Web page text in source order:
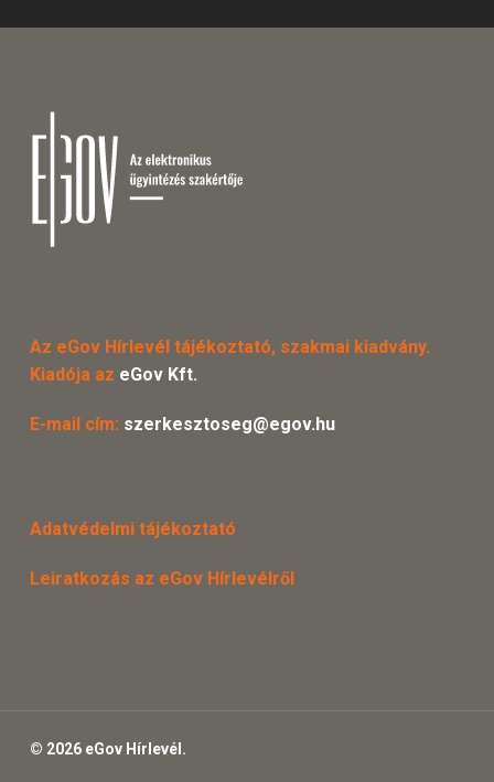
Az eGov Hírlevél tájékoztató, szakmai kiadvány.
Kiadója az eGov Kft.
E-mail cím: szerkesztoseg@egov.hu
Adatvédelmi tájékoztató
Leiratkozás az eGov Hírlevélről
© 2026 eGov Hírlevél.